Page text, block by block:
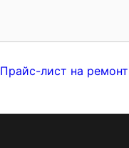
Прайс-лист на